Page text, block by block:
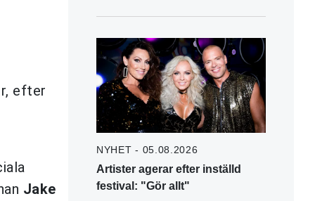
efter
Jake
NYHET - 05.08.2026
Artister agerar efter inställd
festival: "Gör allt"